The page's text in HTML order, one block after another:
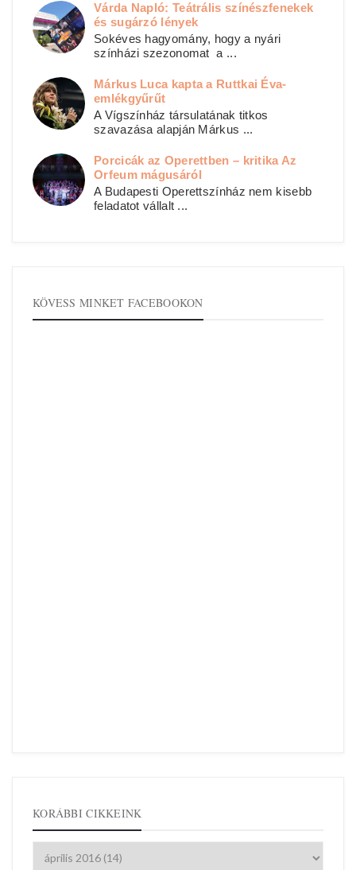
Várda Napló: Teátrális színészfenekek
és sugárzó lények
Sokéves hagyomány, hogy a nyári
színházi szezonomat a ...
Márkus Luca kapta a Ruttkai Éva-
emlékgyűrűt
A Vígszínház társulatának titkos
szavazása alapján Márkus ...
Porcicák az Operettben – kritika Az
Orfeum mágusáról
A Budapesti Operettszínház nem kisebb
feladatot vállalt ...
KÖVESS MINKET FACEBOOKON
KORÁBBI CIKKEINK